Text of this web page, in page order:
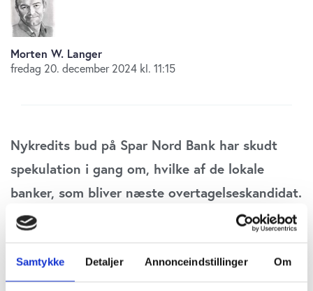
Samtykke Detaljer Annonceindstillinger Om
Morten W. Langer
fredag 20. december 2024 kl. 11:15
Nykredits bud på Spar Nord Bank har skudt
spekulation i gang om, hvilke af de lokale
banker, som bliver næste overtagelseskandidat.
Mest oplagte emner synes at være Skjern
hvis aktier er steget 10-15 procent den seneste
uge. Dette er sket i et marked, hvor